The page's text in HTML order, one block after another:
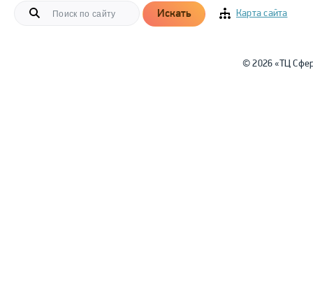
Искать Карта сайта
© 2026 «ТЦ